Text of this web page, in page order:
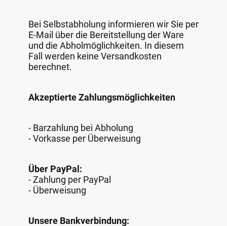
Bei Selbstabholung informieren wir Sie per
E-Mail über die Bereitstellung der Ware
und die Abholmöglichkeiten. In diesem
Fall werden keine Versandkosten
berechnet.
Akzeptierte Zahlungsmöglichkeiten
- Barzahlung bei Abholung
- Vorkasse per Überweisung
Über PayPal:
- Zahlung per PayPal
- Überweisung
Unsere Bankverbindung: